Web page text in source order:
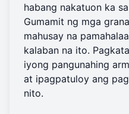
habang nakatuon ka
Gumamit ng mga
mahusay na
kalaban na ito.
iyong pangunahing
at ipagpatuloy ang
nito.